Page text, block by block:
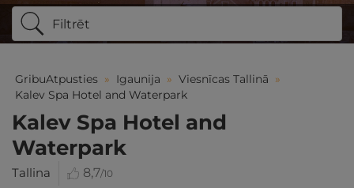
Filtrēt
GribuAtpusties » Igaunija » Viesnīcas Tallinā »
Kalev Spa Hotel and Waterpark
Kalev Spa Hotel and
Waterpark
Tallina 8,7/10